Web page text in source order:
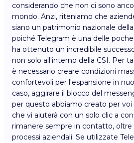
considerando che non ci sono
mondo. Anzi, riteniamo che
siano un patrimonio nazionale
poiché Telegram è una delle
ha ottenuto un incredibile
non solo all'interno della CSI. Per
è necessario creare condizioni
confortevoli per l'espansione in
caso, aggirare il blocco del
per questo abbiamo creato per
che vi aiuterà con un solo clic a
rimanere sempre in contatto, oltre
processi aziendali. Se utilizzate